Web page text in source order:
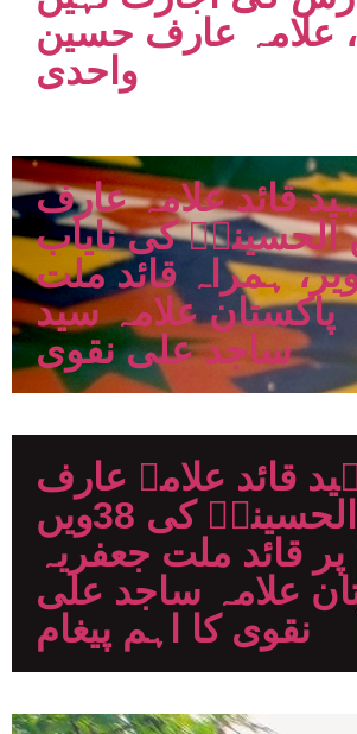
علامہ عارف حسین
واحدی
قائد علامہ عارف
کی نایاب
ہمراہ قائد ملت
پاکستان علامہ سید
ساجد علی نقوی
قائد علامہ عارف
حسین الحسینیؒ کی 38ویں
قائد ملت جعفریہ
علامہ ساجد علی
نقوی کا اہم پیغام